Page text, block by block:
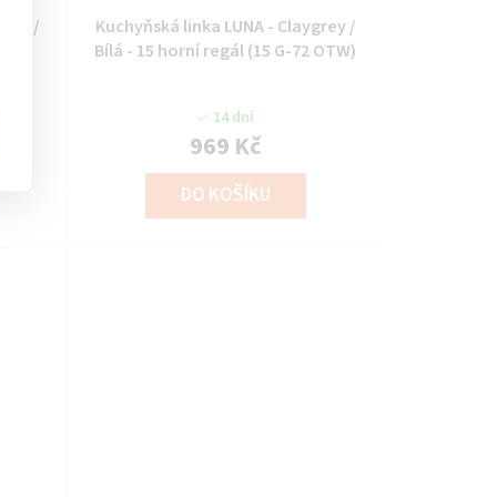
/
Kuchyňská linka LUNA - Claygrey /
Bílá - 15 horní regál (15 G-72 OTW)
14 dní
969 Kč
DO KOŠÍKU